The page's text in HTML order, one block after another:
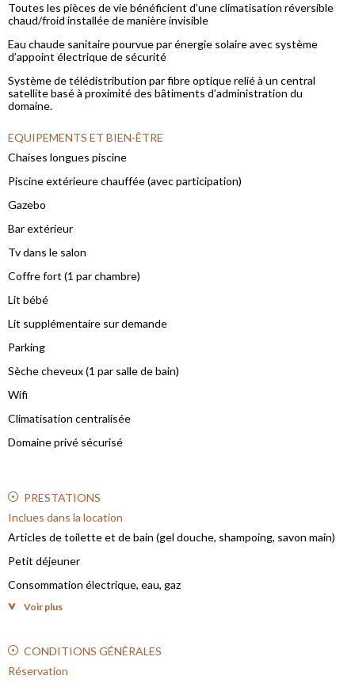
Toutes les pièces de vie bénéficient d’une climatisation réversible
chaud/froid installée de manière invisible
Eau chaude sanitaire pourvue par énergie solaire avec système
d’appoint électrique de sécurité
Système de télédistribution par fibre optique relié à un central
satellite basé à proximité des bâtiments d’administration du
domaine.
EQUIPEMENTS ET BIEN-ÊTRE
Chaises longues piscine
Piscine extérieure chauffée (avec participation)
Gazebo
Bar extérieur
Tv dans le salon
Coffre fort (1 par chambre)
Lit bébé
Lit supplémentaire sur demande
Parking
Sèche cheveux (1 par salle de bain)
Wifi
Climatisation centralisée
Domaine privé sécurisé
PRESTATIONS
Inclues dans la location
Articles de toilette et de bain (gel douche, shampoing, savon main)
Petit déjeuner
Consommation électrique, eau, gaz
Draps et linge de maison
Entretien du jardin
Entretien de la piscine
Voir plus
CONDITIONS GÉNÉRALES
Réservation